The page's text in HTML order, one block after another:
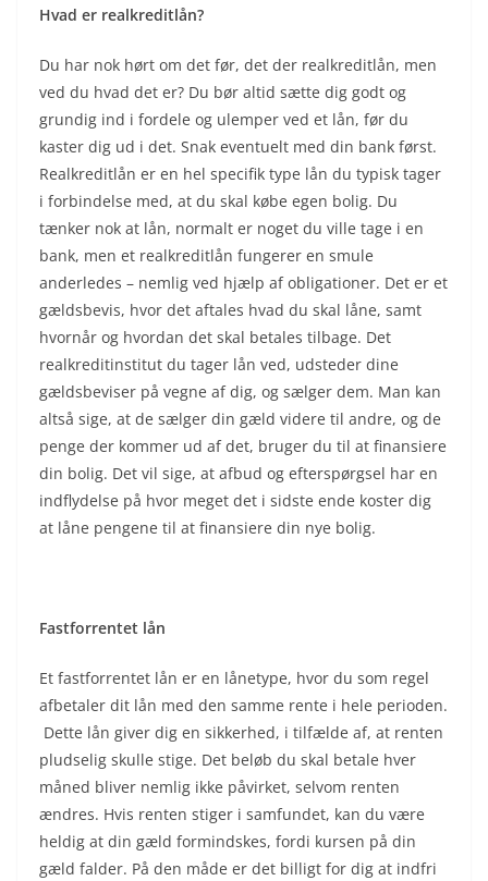
Hvad er realkreditlån?
Du har nok hørt om det før, det der realkreditlån, men
ved du hvad det er? Du bør altid sætte dig godt og
grundig ind i fordele og ulemper ved et lån, før du
kaster dig ud i det. Snak eventuelt med din bank først.
Realkreditlån er en hel specifik type lån du typisk tager
i forbindelse med, at du skal købe egen bolig. Du
tænker nok at lån, normalt er noget du ville tage i en
bank, men et realkreditlån fungerer en smule
anderledes – nemlig ved hjælp af obligationer. Det er et
gældsbevis, hvor det aftales hvad du skal låne, samt
hvornår og hvordan det skal betales tilbage. Det
realkreditinstitut du tager lån ved, udsteder dine
gældsbeviser på vegne af dig, og sælger dem. Man kan
altså sige, at de sælger din gæld videre til andre, og de
penge der kommer ud af det, bruger du til at finansiere
din bolig. Det vil sige, at afbud og efterspørgsel har en
indflydelse på hvor meget det i sidste ende koster dig
at låne pengene til at finansiere din nye bolig.
Fastforrentet lån
Et fastforrentet lån er en lånetype, hvor du som regel
afbetaler dit lån med den samme rente i hele perioden.
Dette lån giver dig en sikkerhed, i tilfælde af, at renten
pludselig skulle stige. Det beløb du skal betale hver
måned bliver nemlig ikke påvirket, selvom renten
ændres. Hvis renten stiger i samfundet, kan du være
heldig at din gæld formindskes, fordi kursen på din
gæld falder. På den måde er det billigt for dig at indfri